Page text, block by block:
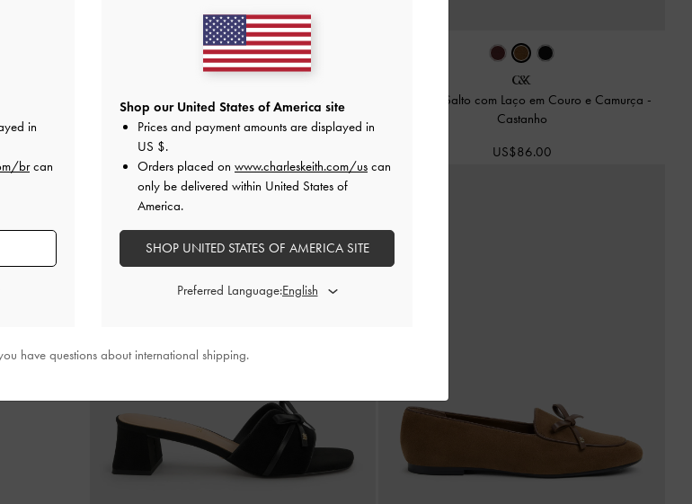
Mules de Salto com Laço em Couro e Camurça Mules de Salto com Laço em Couro e Camurça -
Castanho
US$86.00
in
brcan
Shop our United States of America site
Prices and payment amounts are displayed in
US $.
Orders placed on www.charleskeith.com/us can
only be delivered within United States of
America.
SHOP UNITED STATES OF AMERICA SITE
Preferred Language:
have questions about international shipping.